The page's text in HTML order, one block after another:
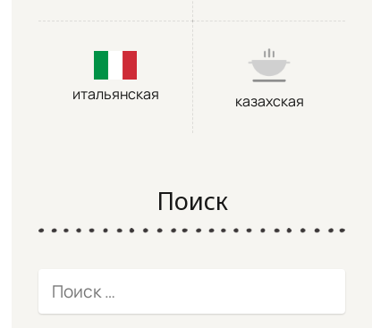
итальянская казахская
Поиск